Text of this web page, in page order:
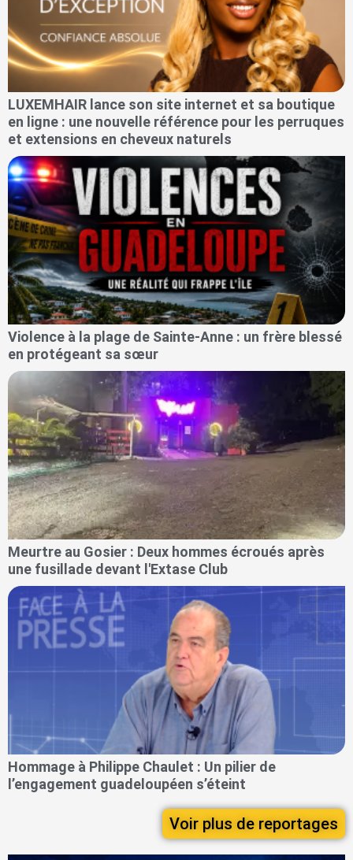
LUXEMHAIR lance son site internet et sa boutique
en ligne : une nouvelle référence pour les perruques
et extensions en cheveux naturels
Violence à la plage de Sainte-Anne : un frère blessé
en protégeant sa sœur
Meurtre au Gosier : Deux hommes écroués après
une fusillade devant l'Extase Club
Hommage à Philippe Chaulet : Un pilier de
l’engagement guadeloupéen s’éteint
Voir plus de reportages